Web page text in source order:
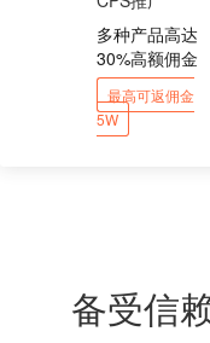
多种产品高达
30%高额佣金
最高可返佣金
5W
备受信